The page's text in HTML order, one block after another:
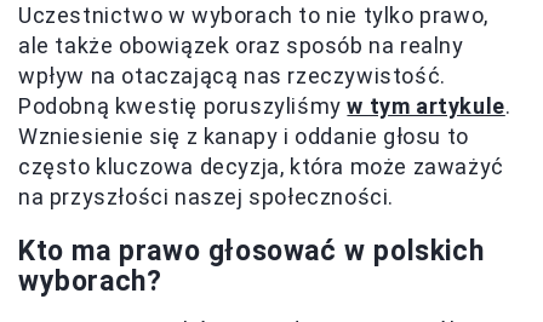
Uczestnictwo w wyborach to nie tylko prawo,
ale także obowiązek oraz sposób na realny
wpływ na otaczającą nas rzeczywistość.
Podobną kwestię poruszyliśmyw tym artykule.
Wzniesienie się z kanapy i oddanie głosu to
często kluczowa decyzja, która może zaważyć
na przyszłości naszej społeczności.
Kto ma prawo głosować w polskich
wyborach?